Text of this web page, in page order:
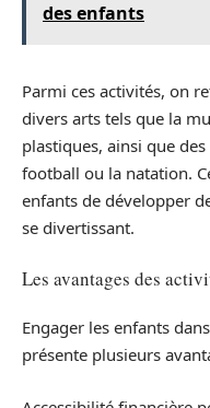
des enfants
Parmi ces activités, on
divers arts tels que la
plastiques, ainsi que
football ou la natation.
enfants de développer
se divertissant.
Les avantages des
Engager les enfants
présente plusieurs